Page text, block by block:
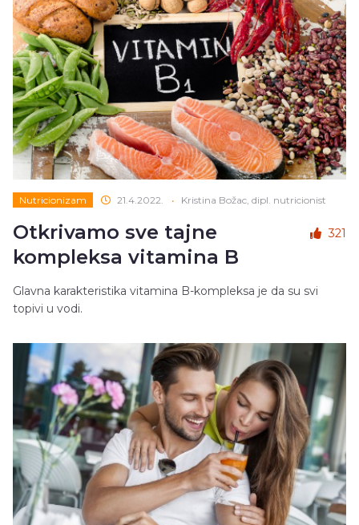
Nutricionizam 21.4.2022. • Kristina Božac, dipl. nutricionist
Otkrivamo sve tajne
kompleksa vitamina B
321
Glavna karakteristika vitamina B-kompleksa je da su svi
topivi u vodi.